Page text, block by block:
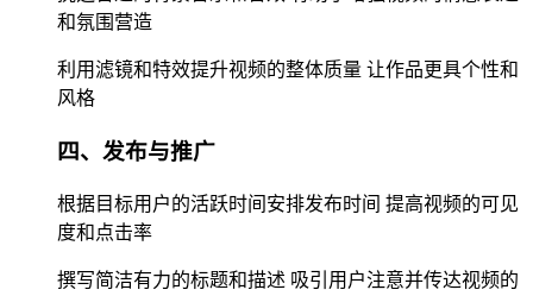
和氛围营造
利用滤镜和特效提升视频的整体质量 让作品更具个性和
风格
四、发布与推广
根据目标用户的活跃时间安排发布时间 提高视频的可见
度和点击率
撰写简洁有力的标题和描述 吸引用户注意并传达视频的